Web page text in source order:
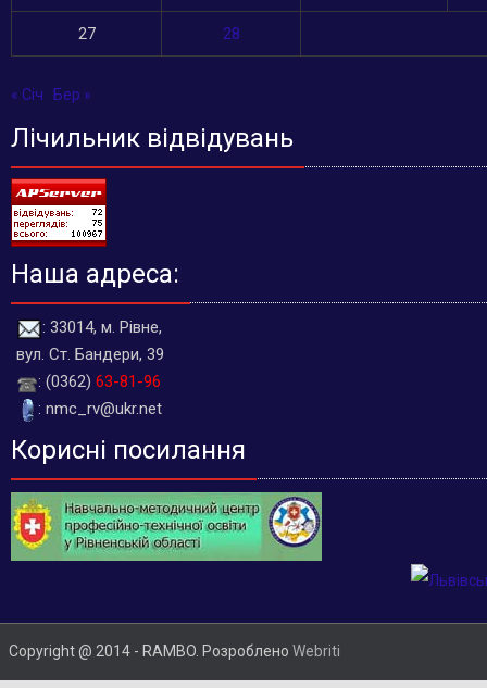
27 28
« Січ Бер »
Лічильник відвідувань
Наша адреса:
: 33014, м. Рівне,
вул. Ст. Бандери, 39
: (0362) 63-81-96
: nmc_rv@ukr.net
Корисні посилання
Copyright @ 2014 - RAMBO. Розроблено Webriti